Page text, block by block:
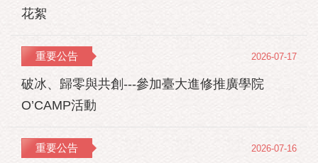
花絮
重要公告
破冰、歸零與共創---參加臺大進修推廣學院
O’CAMP活動
2026-07-17
重要公告 2026-07-16